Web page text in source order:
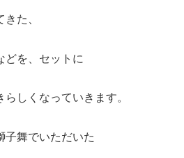
た、
どを、セットに
しくなっていきます。
子舞でいただいた